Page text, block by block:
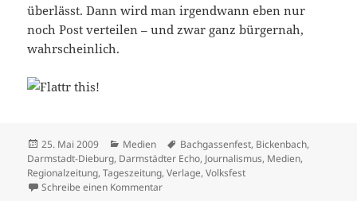
überlässt. Dann wird man irgendwann eben nur
noch Post verteilen – und zwar ganz bürgernah,
wahrscheinlich.
Veröffentlicht
am
25. Mai 2009 Kategorien
Medien Schlagwörter
Bachgassenfest, Bickenbach,
Darmstadt-Dieburg, Darmstädter Echo, Journalismus, Medien,
Regionalzeitung,Tageszeitung,Verlage,Volksfest
Schreibe einen Kommentarzu Bürgernah